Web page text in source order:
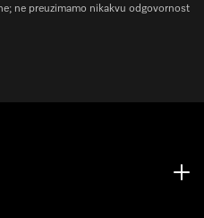
ne preuzimamo nikakvu odgovornost